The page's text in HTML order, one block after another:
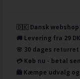
🇩🇰 Dansk
🚚 Levering fra 29
🌸 30 dages returret
💳 Køb nu - betal
🛍️ Kæmpe udvalg